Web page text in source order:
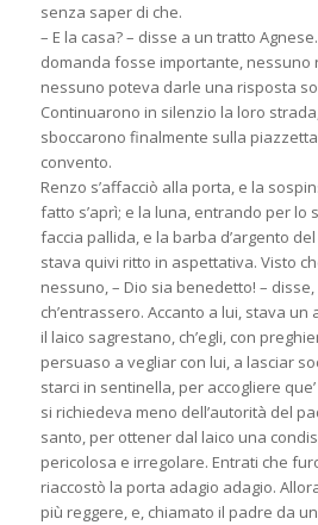
senza saper di che.
– E la casa? – disse a un tratto
domanda fosse importante, nessuno
nessuno poteva darle una risposta
Continuarono in silenzio la loro
sboccarono finalmente sulla
convento.
Renzo s’affacciò alla porta, e la
fatto s’aprì; e la luna, entrando per lo
faccia pallida, e la barba d’argento
stava quivi ritto in aspettativa. Visto
nessuno, – Dio sia benedetto! –
ch’entrassero. Accanto a lui, stava
il laico sagrestano, ch’egli, con
persuaso a vegliar con lui, a lasciar
starci in sentinella, per accogliere
si richiedeva meno dell’autorità del
santo, per ottener dal laico una
pericolosa e irregolare. Entrati che
riaccostò la porta adagio adagio.
più reggere, e, chiamato il padre da